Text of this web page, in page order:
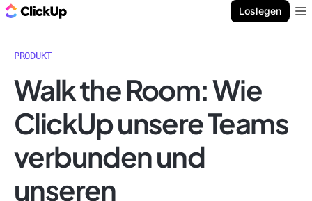
Loslegen
PRODUKT
Walk the Room: Wie
ClickUp unsere Teams
verbunden und
unseren